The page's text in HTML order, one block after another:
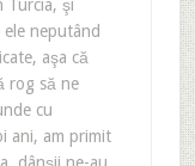
Turcia, şi
neputând
aşa că
rog să ne
cu
ani, am primit